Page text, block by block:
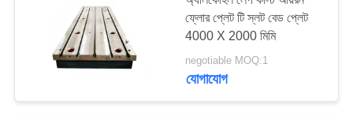
গ্রানাইট সারফেস প্লেট
ফ্লোর প্লেট টি স্লট বেড প্লেট
4000 X 2000 মিমি
negotiable MOQ:1
যোগাযোগ